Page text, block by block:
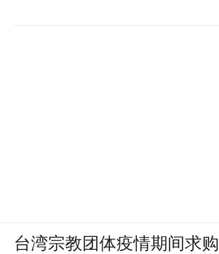
台湾宗教团体疫情期间求购